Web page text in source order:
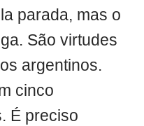
parada, mas o
São virtudes
argentinos.
cinco
É preciso